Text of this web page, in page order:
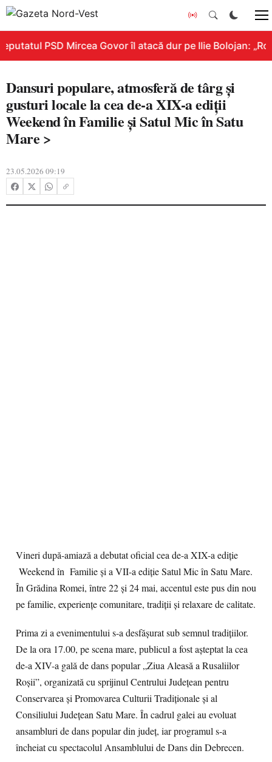
PSD Mircea Govor îl atacă dur pe Ilie Bolojan:
Dansuri populare, atmosferă de târg și
gusturi locale la cea de-a XIX-a ediții
Weekend în Familie și Satul Mic în Satu
Mare >
23.05.2026 09:19
Vineri după-amiază a debutat oficial cea de-a XIX-a ediție
Weekend în Familie și a VII-a ediție Satul Mic în Satu Mare.
În Grădina Romei, între 22 și 24 mai, accentul este pus din nou
pe familie, experiențe comunitare, tradiții și relaxare de calitate.
Prima zi a evenimentului s-a desfășurat sub semnul tradițiilor.
De la ora 17.00, pe scena mare, publicul a fost așteptat la cea
de-a XIV-a gală de dans popular „Ziua Aleasă a Rusaliilor
Roșii”, organizată cu sprijinul Centrului Județean pentru
Conservarea și Promovarea Culturii Tradiționale și al
Consiliului Județean Satu Mare. În cadrul galei au evoluat
ansambluri de dans popular din județ, iar programul s-a
încheiat cu spectacolul Ansamblului de Dans din Debrecen.